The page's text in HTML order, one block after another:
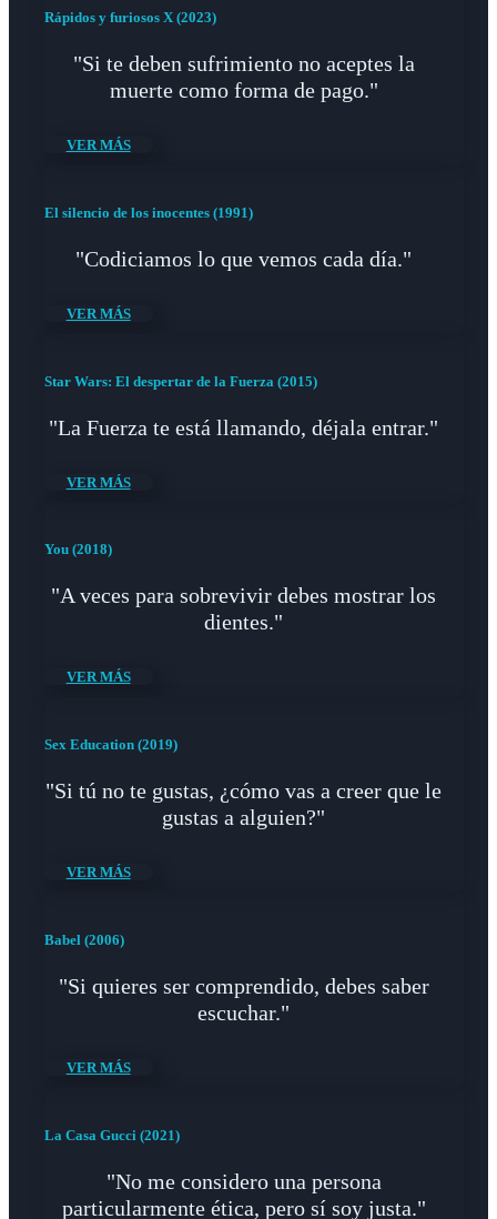
Rápidos y furiosos X (2023)
"Si te deben sufrimiento no aceptes la
muerte como forma de pago."
VER MÁS
El silencio de los inocentes (1991)
"Codiciamos lo que vemos cada día."
VER MÁS
Star Wars: El despertar de la Fuerza (2015)
"La Fuerza te está llamando, déjala entrar."
VER MÁS
You (2018)
"A veces para sobrevivir debes mostrar los
dientes."
VER MÁS
Sex Education (2019)
"Si tú no te gustas, ¿cómo vas a creer que le
gustas a alguien?"
VER MÁS
Babel (2006)
"Si quieres ser comprendido, debes saber
escuchar."
VER MÁS
La Casa Gucci (2021)
"No me considero una persona
particularmente ética, pero sí soy justa."